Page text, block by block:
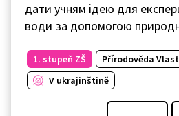
дати учням ідею для
води за допомогою
1. stupeň ZŠ Přírodověda
V ukrajinštině